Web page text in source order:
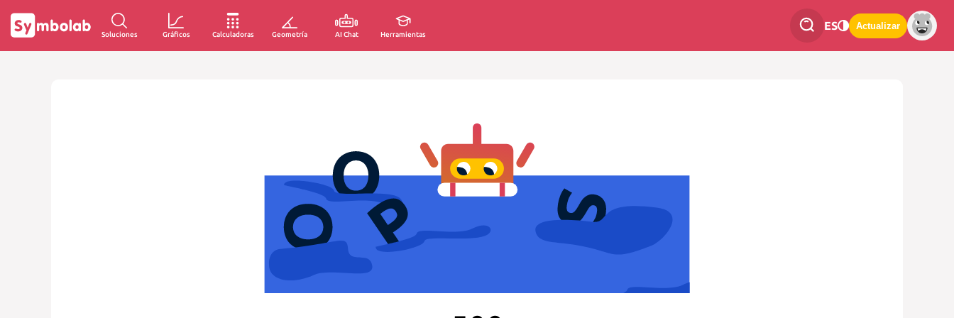
Soluciones Gráficos Calculadoras Geometría AI Chat Herramientas
ES Actualizar